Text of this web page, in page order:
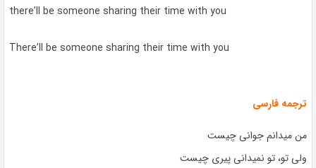
there’ll be someone sharing their time with you
There’ll be someone sharing their time with you
ترجمه فارسی
من میدانم جوانی چیست
ولی تو، تو نمیدانی پیری چیست